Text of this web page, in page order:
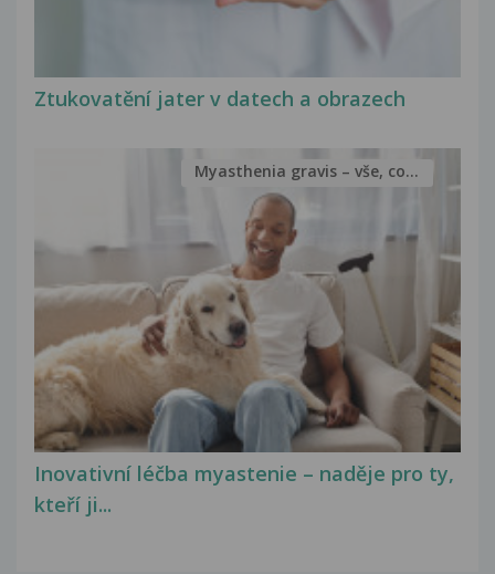
Ztukovatění jater v datech a obrazech
Inovativní léčba myastenie – naděje pro ty,
kteří ji...
Myasthenia gravis – vše, co...